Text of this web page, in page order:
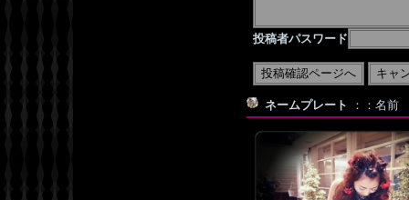
投稿者パスワード
ネームプレート ：：名前